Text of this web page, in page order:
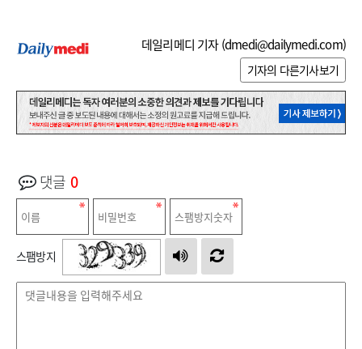
데일리메디 기자 (dmedi@dailymedi.com)
기자의 다른기사보기
댓글 0
스팸방지